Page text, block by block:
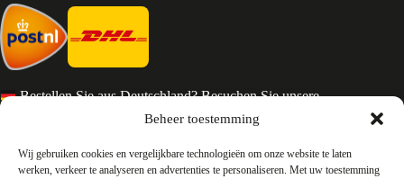
Beheer toestemming
Wij gebruiken cookies en vergelijkbare technologieën om onze website te laten
werken, verkeer te analyseren en advertenties te personaliseren. Met uw toestemming
Bestellen Sie aus Deutschland? Besuchen Sie unsere
Services en Contact